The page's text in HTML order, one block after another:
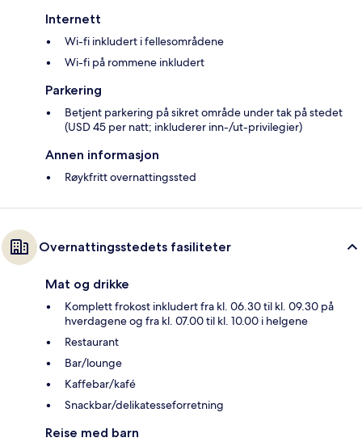
Internett
Wi-fi inkludert i fellesområdene
Wi-fi på rommene inkludert
Parkering
Betjent parkering på sikret område under tak på stedet
(USD 45 per natt; inkluderer inn-/ut-privilegier)
Annen informasjon
Røykfritt overnattingssted
Overnattingsstedets fasiliteter
Mat og drikke
Komplett frokost inkludert fra kl. 06.30 til kl. 09.30 på
hverdagene og fra kl. 07.00 til kl. 10.00 i helgene
Restaurant
Bar/lounge
Kaffebar/kafé
Snackbar/delikatesseforretning
Reise med barn